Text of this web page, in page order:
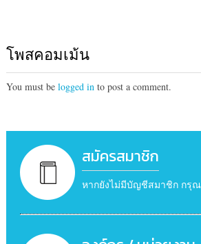
โพสคอมเม้น
You must be logged into post a comment.
สมัครสมาชิก
หากยังไม่มีบัญชีสมาชิก กรุ